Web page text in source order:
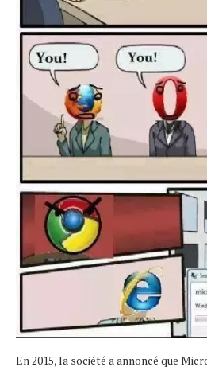
En 2015, la société a annoncé que